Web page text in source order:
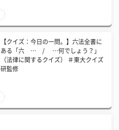
【クイズ：今日の一問。】六法全書に
ある「六 … / …何でしょう？」
（法律に関するクイズ） ＃東大クイズ
研監修